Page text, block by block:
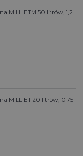
MILL ETM 50 litrów, 1,2
MILL ET 20 litrów, 0,75